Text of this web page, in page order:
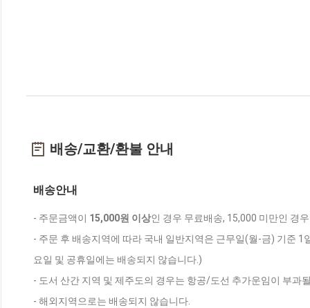
배송/교환/환불 안내
배송안내
- 주문금액이 15,000원 이상인 경우 무료배송, 15,000 미만인 경
- 주문 후 배송지역에 따라 국내 일반지역은 근무일(월-금) 기준
요일 및 공휴일에는 배송되지 않습니다.)
- 도서 산간 지역 및 제주도의 경우는 항공/도선 추가운임이 부과
- 해외지역으로는 배송되지 않습니다.